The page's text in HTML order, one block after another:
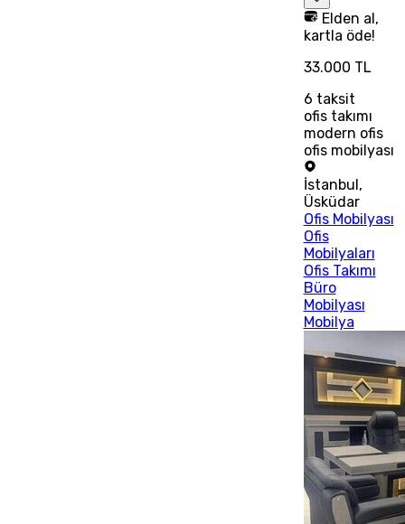
Elden al,
kartla öde!
33.000 TL
6 taksit
ofis takımı
modern ofis
ofis mobilyası
İstanbul,
Üsküdar
Ofis Mobilyası
Ofis
Mobilyaları
Ofis Takımı
Büro
Mobilyası
Mobilya